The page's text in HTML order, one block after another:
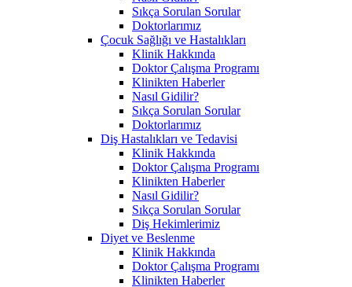
Sıkça Sorulan Sorular
Doktorlarımız
Çocuk Sağlığı ve Hastalıkları
Klinik Hakkında
Doktor Çalışma Programı
Klinikten Haberler
Nasıl Gidilir?
Sıkça Sorulan Sorular
Doktorlarımız
Diş Hastalıkları ve Tedavisi
Klinik Hakkında
Doktor Çalışma Programı
Klinikten Haberler
Nasıl Gidilir?
Sıkça Sorulan Sorular
Diş Hekimlerimiz
Diyet ve Beslenme
Klinik Hakkında
Doktor Çalışma Programı
Klinikten Haberler